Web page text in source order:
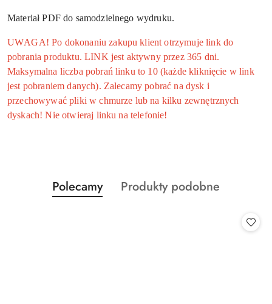
Materiał PDF do samodzielnego wydruku.
UWAGA! Po dokonaniu zakupu klient otrzymuje link do
pobrania produktu. LINK jest aktywny przez 365 dni.
Maksymalna liczba pobrań linku to 10 (każde kliknięcie w link
jest pobraniem danych). Zalecamy pobrać na dysk i
przechowywać pliki w chmurze lub na kilku zewnętrznych
dyskach! Nie otwieraj linku na telefonie!
Pomiń karuzelę produktów
Produkty
o
Polecamy
Produkty
Produkty podobne